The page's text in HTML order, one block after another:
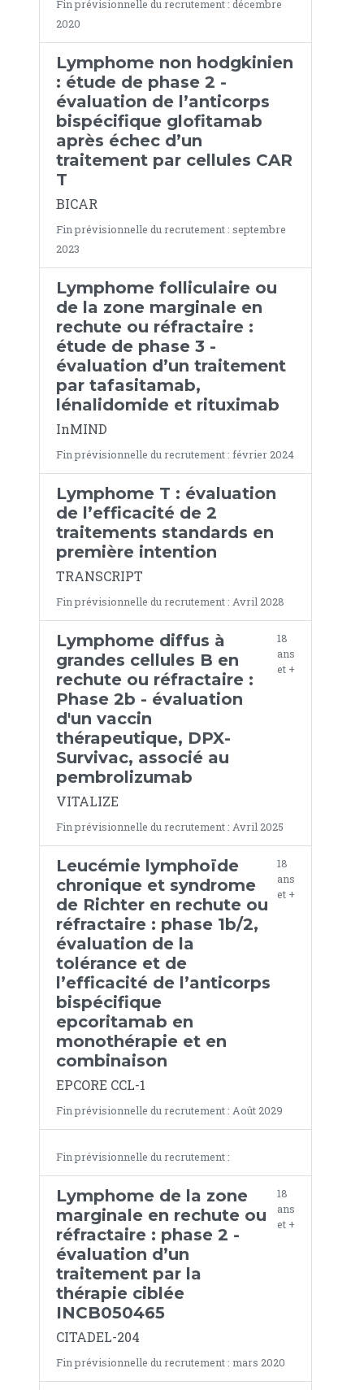
Fin prévisionnelle du recrutement : décembre
2020
Lymphome non hodgkinien
: étude de phase 2 -
évaluation de l’anticorps
bispécifique glofitamab
après échec d’un
traitement par cellules CAR
T
BICAR
Fin prévisionnelle du recrutement : septembre
2023
Lymphome folliculaire ou
de la zone marginale en
rechute ou réfractaire :
étude de phase 3 -
évaluation d’un traitement
par tafasitamab,
lénalidomide et rituximab
InMIND
Fin prévisionnelle du recrutement : février 2024
Lymphome T : évaluation
de l’efficacité de 2
traitements standards en
première intention
TRANSCRIPT
Fin prévisionnelle du recrutement : Avril 2028
Lymphome diffus à
grandes cellules B en
rechute ou réfractaire :
Phase 2b - évaluation
d'un vaccin
thérapeutique, DPX-
Survivac, associé au
pembrolizumab
18
ans
et +
VITALIZE
Fin prévisionnelle du recrutement : Avril 2025
Leucémie lymphoïde
chronique et syndrome
de Richter en rechute ou
réfractaire : phase 1b/2,
évaluation de la
tolérance et de
l’efficacité de l’anticorps
bispécifique
epcoritamab en
monothérapie et en
combinaison
18
ans
et +
EPCORE CCL-1
Fin prévisionnelle du recrutement : Août 2029
Fin prévisionnelle du recrutement :
Lymphome de la zone
marginale en rechute ou
réfractaire : phase 2 -
évaluation d’un
traitement par la
thérapie ciblée
INCB050465
18
ans
et +
CITADEL-204
Fin prévisionnelle du recrutement : mars 2020